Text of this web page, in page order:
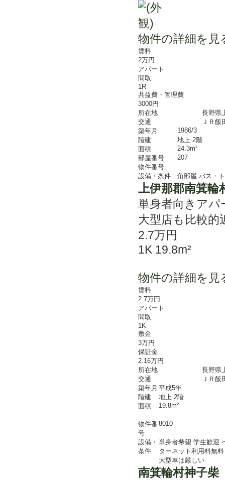
物件の詳細を見
賃料
2万円
アパート
間取
1R
共益費・管理費
3000円
所在地
長野県
交通
ＪＲ
築年月
1986/3
階建
地上 2階
面積
24.3m²
部屋番号
207
物件番号
設備・条件
角部屋 バス・
上伊那郡南箕
単身者向きアパ
大型店も比較的
2.7万円
1K 19.8m²
物件の詳細を見
賃料
2.7万円
アパート
間取
1K
敷金
3万円
保証金
2.16万円
所在地
長野県
交通
ＪＲ
築年月 平成5年
階建
地上 2階
面積
19.8m²
物件番
号
8010
設備・
条件
単身者希望 学生歓迎
ターネット利用料無料
大型車は厳しい
南箕輪村神子